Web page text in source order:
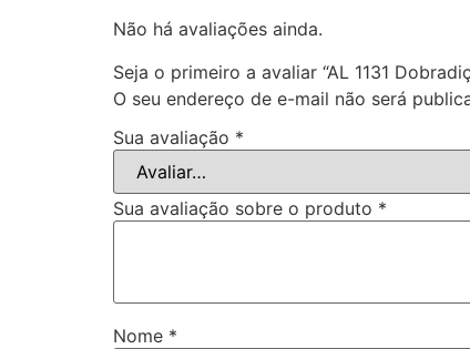
Não há avaliações ainda.
Seja o primeiro a avaliar “AL 1131
O seu endereço de e-mail não será
Sua avaliação *
Sua avaliação sobre o produto *
Nome *